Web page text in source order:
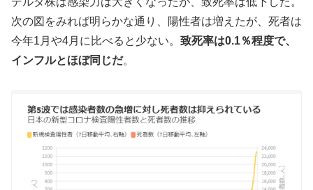
次の図をみれば明らかな通り、陽性者は増えたが、死者は
今年1月や4月に比べると少ない。 致死率は0.1％程度で、
インフルとほぼ同じだ。